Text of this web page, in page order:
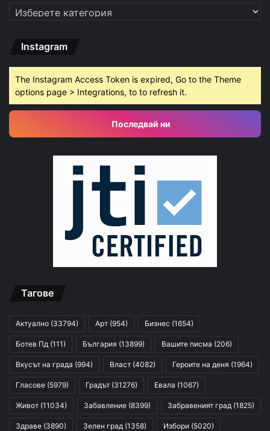
Категории
Instagram
The Instagram Access Token is expired, Go to the Theme
options page > Integrations, to to refresh it.
Последвай ни
Тагове
Актуално (33794) Арт (954) Бизнес (1654)
Ботев Пд (111) България (13899) Вашите писма (206)
Вкусът на града (994) Власт (4082) Героите на деня (1964)
Гласове (5979) Градът (31276) Евала (1067)
Живот (11034) Забавление (8399) Забравеният град (1825)
Здраве (3890) Зелен град (1358) Избори (5020)